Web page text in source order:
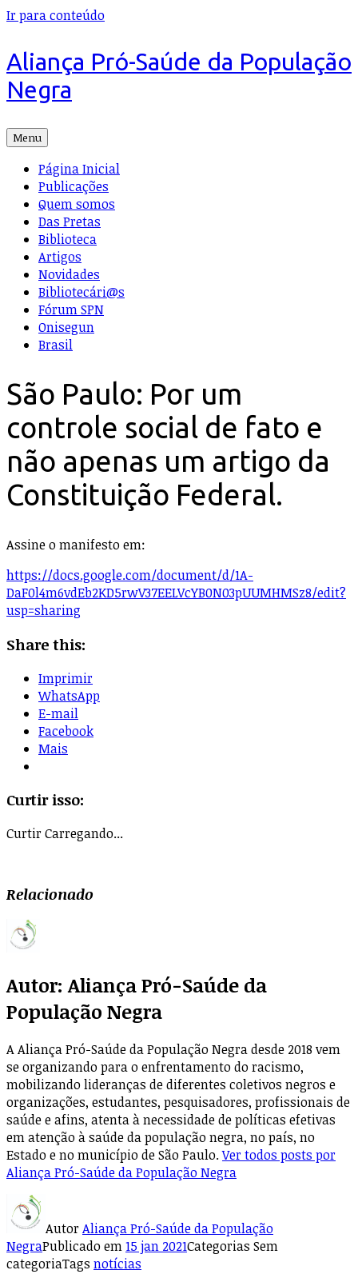
Ir para conteúdo
Aliança Pró-Saúde da População
Negra
Menu
Página Inicial
Publicações
Quem somos
Das Pretas
Biblioteca
Artigos
Novidades
Bibliotecári@s
Fórum SPN
Onisegun
Brasil
São Paulo: Por um
controle social de fato e
não apenas um artigo da
Constituição Federal.
Assine o manifesto em:
https://docs.google.com/document/d/1A-
DaF0l4m6vdEb2KD5rwV37EELVcYB0N03pUUMHMSz8/edit?
usp=sharing
Share this:
Imprimir
WhatsApp
E-mail
Facebook
Mais
Curtir isso:
CurtirCarregando...
Relacionado
Autor: Aliança Pró-Saúde da
População Negra
A Aliança Pró-Saúde da População Negra desde 2018 vem
se organizando para o enfrentamento do racismo,
mobilizando lideranças de diferentes coletivos negros e
organizações, estudantes, pesquisadores, profissionais de
saúde e afins, atenta à necessidade de políticas efetivas
em atenção à saúde da população negra, no país, no
Estado e no município de São Paulo.Ver todos posts por
Aliança Pró-Saúde da População Negra
AutorAliança Pró-Saúde da População
NegraPublicado em15 jan 2021Categorias Sem
categoriaTags notícias